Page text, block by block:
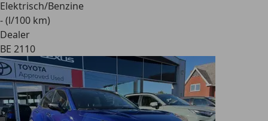
Elektrisch/Benzine
- (l/100 km)
Dealer
BE 2110